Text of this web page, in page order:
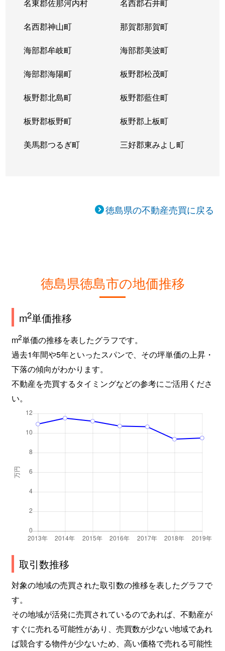
名東郡佐那河内村 名西郡石井町
名西郡神山町 那賀郡那賀町
海部郡牟岐町 海部郡美波町
海部郡海陽町 板野郡松茂町
板野郡北島町 板野郡藍住町
板野郡板野町 板野郡上板町
美馬郡つるぎ町 三好郡東みよし町
徳島県の不動産売買に戻る
徳島県徳島市の地価推移
m2単価推移
m2単価の推移を表したグラフです。
過去1年間や5年といったスパンで、その坪単価の上昇・
下落の傾向がわかります。
不動産を売買するタイミングなどの参考にご活用くださ
い。
取引数推移
対象の地域の売買された取引数の推移を表したグラフで
す。
その地域が活発に売買されているのであれば、不動産が
すぐに売れる可能性があり、売買数が少ない地域であれ
ば競合する物件が少ないため、高い価格で売れる可能性